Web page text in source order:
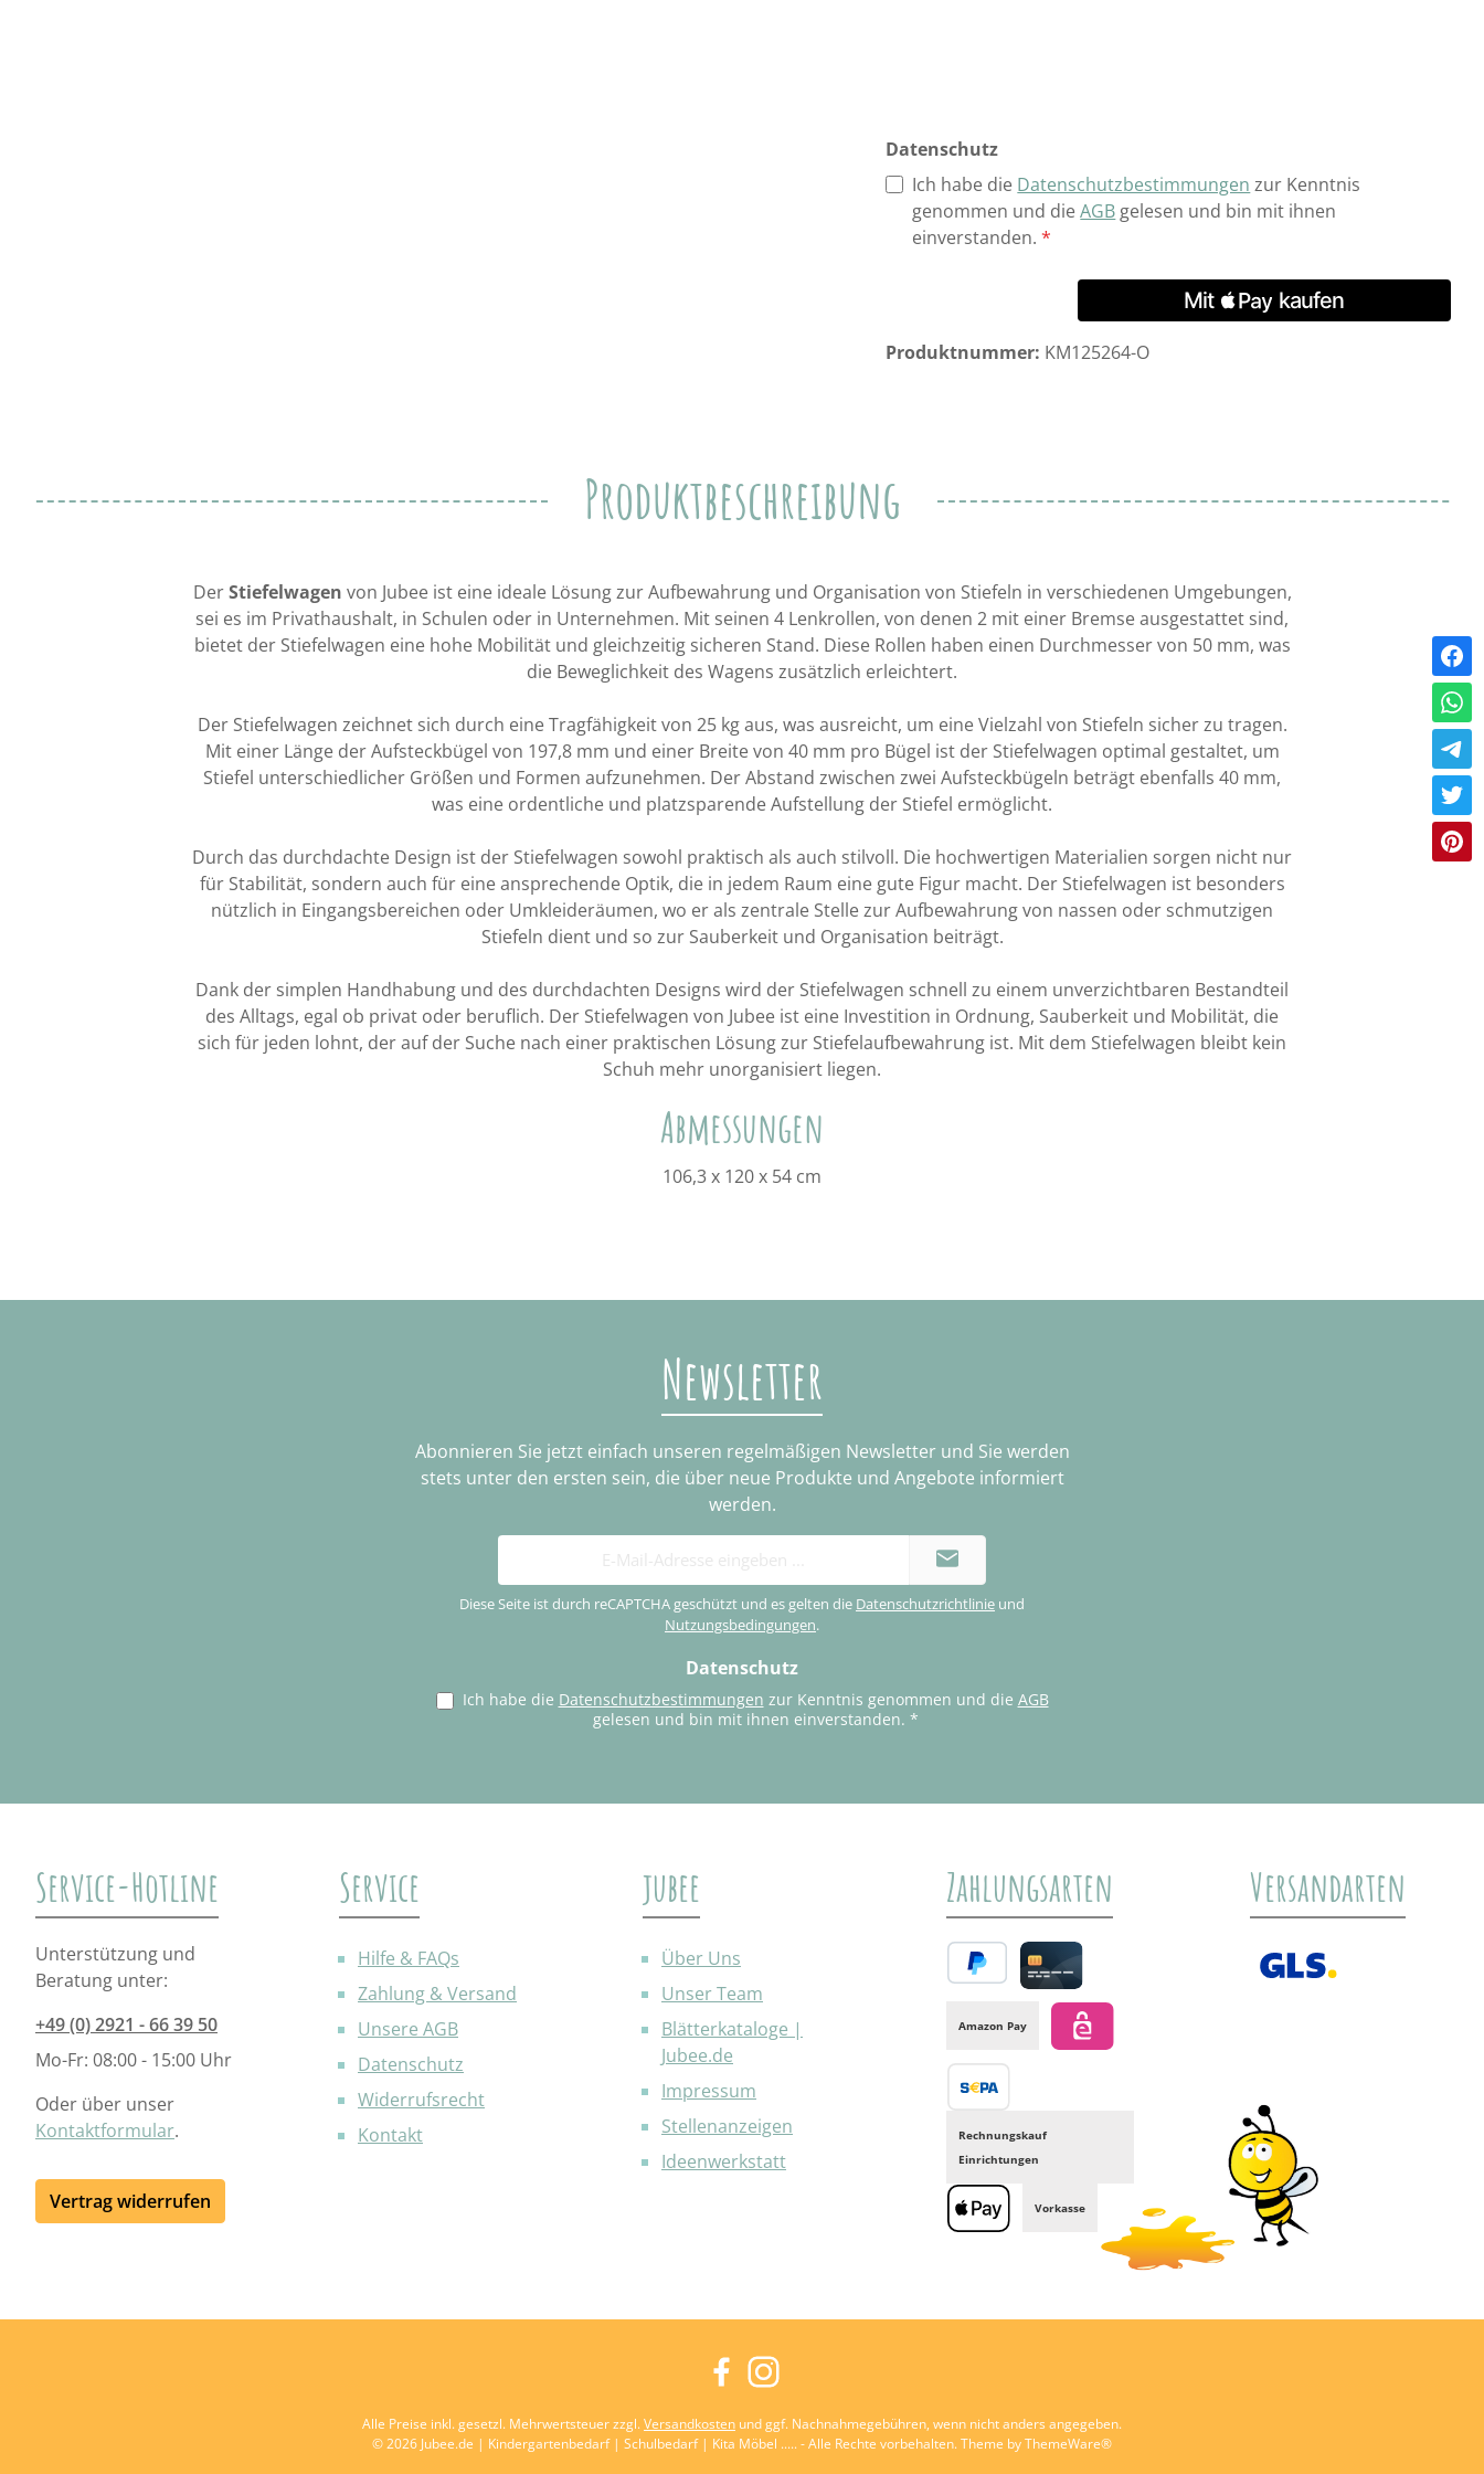
Datenschutz
Ich habe die Datenschutzbestimmungen zur Kenntnis
genommen und dieAGB gelesen und bin mit ihnen
einverstanden.*
Produktnummer: KM125264-O
Produktbeschreibung
DerStiefelwagen von Jubee ist eine ideale Lösung zur Aufbewahrung und Organisation von Stiefeln in verschiedenen Umgebungen,
sei es im Privathaushalt, in Schulen oder in Unternehmen. Mit seinen 4 Lenkrollen, von denen 2 mit einer Bremse ausgestattet sind,
bietet der Stiefelwagen eine hohe Mobilität und gleichzeitig sicheren Stand. Diese Rollen haben einen Durchmesser von 50 mm, was
die Beweglichkeit des Wagens zusätzlich erleichtert.
Der Stiefelwagen zeichnet sich durch eine Tragfähigkeit von 25 kg aus, was ausreicht, um eine Vielzahl von Stiefeln sicher zu tragen.
Mit einer Länge der Aufsteckbügel von 197,8 mm und einer Breite von 40 mm pro Bügel ist der Stiefelwagen optimal gestaltet, um
Stiefel unterschiedlicher Größen und Formen aufzunehmen. Der Abstand zwischen zwei Aufsteckbügeln beträgt ebenfalls 40 mm,
was eine ordentliche und platzsparende Aufstellung der Stiefel ermöglicht.
Durch das durchdachte Design ist der Stiefelwagen sowohl praktisch als auch stilvoll. Die hochwertigen Materialien sorgen nicht nur
für Stabilität, sondern auch für eine ansprechende Optik, die in jedem Raum eine gute Figur macht. Der Stiefelwagen ist besonders
nützlich in Eingangsbereichen oder Umkleideräumen, wo er als zentrale Stelle zur Aufbewahrung von nassen oder schmutzigen
Stiefeln dient und so zur Sauberkeit und Organisation beiträgt.
Dank der simplen Handhabung und des durchdachten Designs wird der Stiefelwagen schnell zu einem unverzichtbaren Bestandteil
des Alltags, egal ob privat oder beruflich. Der Stiefelwagen von Jubee ist eine Investition in Ordnung, Sauberkeit und Mobilität, die
sich für jeden lohnt, der auf der Suche nach einer praktischen Lösung zur Stiefelaufbewahrung ist. Mit dem Stiefelwagen bleibt kein
Schuh mehr unorganisiert liegen.
Abmessungen
106,3 x 120 x 54 cm
Newsletter
Abonnieren Sie jetzt einfach unseren regelmäßigen Newsletter und Sie werden
stets unter den ersten sein, die über neue Produkte und Angebote informiert
werden.
Adresse
*
Diese Seite ist durch reCAPTCHA geschützt und es gelten die Datenschutzrichtlinie und
Nutzungsbedingungen.
Datenschutz
Ich habe die Datenschutzbestimmungen zur Kenntnis genommen und die AGB
gelesen und bin mit ihnen einverstanden. *
Service-Hotline
Unterstützung und
Beratung unter:
+49 (0) 2921 - 66 39 50
Mo-Fr: 08:00 - 15:00 Uhr
Oder über unser
Kontaktformular.
Vertrag widerrufen
Service
Hilfe & FAQs
Zahlung & Versand
Unsere AGB
Datenschutz
Widerrufsrecht
Kontakt
jubee
Über Uns
Unser Team
Blätterkataloge |
Jubee.de
Impressum
Stellenanzeigen
Ideenwerkstatt
Zahlungsarten
Credit card
Amazon Pay
Rechnungskauf
Einrichtungen
Vorkasse
Versandarten
FacebookInstagram
Alle Preise inkl. gesetzl. Mehrwertsteuer zzgl.Versandkosten und ggf. Nachnahmegebühren, wenn nicht anders angegeben.
© 2026 Jubee.de | Kindergartenbedarf | Schulbedarf | Kita Möbel ..... - Alle Rechte vorbehalten. Theme byThemeWare®